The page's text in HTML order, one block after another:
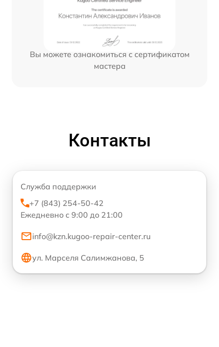
Вы можете ознакомиться с сертификатом
мастера
Контакты
Служба поддержки
+7 (843) 254-50-42
Ежедневно с 9:00 до 21:00
info@kzn.kugoo-repair-center.ru
ул. Марселя Салимжанова, 5